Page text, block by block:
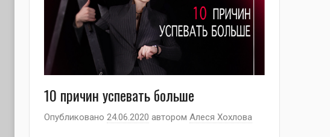
10 причин успевать больше
Опубликовано 24.06.2020 автором Алеся Хохлова